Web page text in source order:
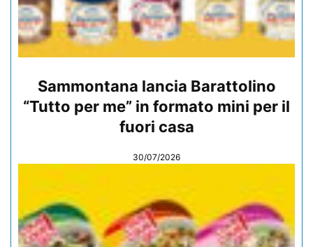
Sammontana lancia Barattolino
“Tutto per me” in formato mini per il
fuori casa
30/07/2026